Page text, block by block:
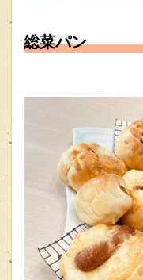
総菜パン